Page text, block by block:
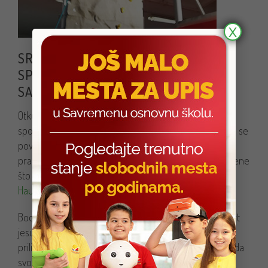
SRPSKI JEZIK I KNJIŽEVNOST, IT I
SPORT – ZNANJA KOJA UČENICI
SAVREMENE SPAJAJU
Otkud nastavnica srpskog i nastavnik ICT-a na Sajmu
sporta sa osnovcima? CIlj savremene nastave jeste da se
povežu znanja iz što više predmeta, da se uči preko
praktičnih primera i kroz igru i da se na taj način pokrene
što veći broj inteligencija, jer Savremena neguje
Hauardov princip višestruke inteligencije.
Body smart, word smart, number smart i picture smart
jesu inteligencije koje su osnovci ovog puta pokrenuli
prilikom posete Sajmu. Naime, osnovci imaju zadatak da
svoje doživljaje i znanja sa Sajma prenesu putem
X